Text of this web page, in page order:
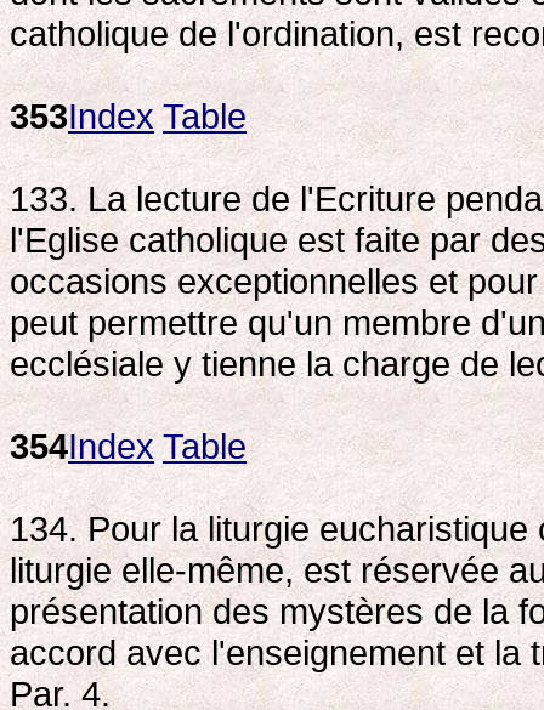
catholique de l'ordination, est
353Index Table
133. La lecture de l'Ecriture
l'Eglise catholique est faite par
occasions exceptionnelles et
peut permettre qu'un membre
ecclésiale y tienne la charge de
354Index Table
134. Pour la liturgie
liturgie elle-même, est réservée
présentation des mystères de la
accord avec l'enseignement et la
Par. 4.